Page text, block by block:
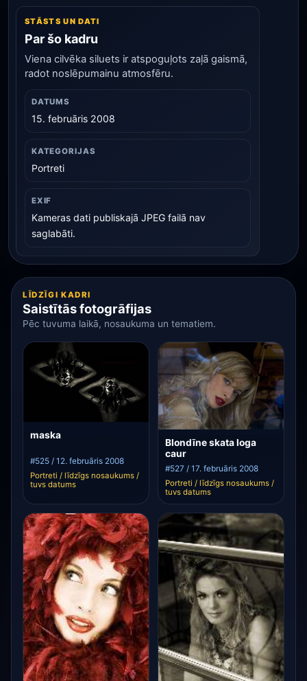
STĀSTS UN DATI
Par šo kadru
Viena cilvēka siluets ir atspoguļots zaļā gaismā,
radot noslēpumainu atmosfēru.
DATUMS
15. februāris 2008
KATEGORIJAS
Portreti
EXIF
Kameras dati publiskajā JPEG failā nav
saglabāti.
LĪDZĪGI KADRI
Saistītās fotogrāfijas
Pēc tuvuma laikā, nosaukuma un tematiem.
maska
#525 / 12. februāris 2008
Portreti / līdzīgs nosaukums /
tuvs datums
Blondīne skata loga
caur
#527 / 17. februāris 2008
Portreti / līdzīgs nosaukums /
tuvs datums